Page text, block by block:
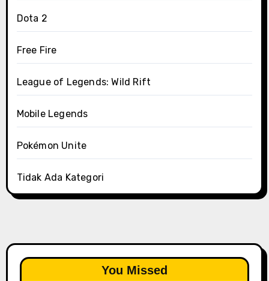
Dota 2
Free Fire
League of Legends: Wild Rift
Mobile Legends
Pokémon Unite
Tidak Ada Kategori
You Missed